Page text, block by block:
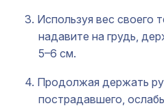
Используя вес своего
надавите на грудь,
5–6 см.
Продолжая держать
пострадавшего,